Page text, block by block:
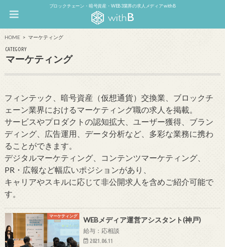
ブロックチェーン・暗号資産・WEB3業界の求人メディア withB
HOME マーケティング
CATEGORY
マーケティング
フィンテック、暗号資産（仮想通貨）交換業、ブロックチ
ェーン業界におけるマーケティング職の求人を掲載。
サービスやプロダクトの認知拡大、ユーザー獲得、ブラン
ディング、広告運用、データ分析など、多彩な業務に携わ
ることができます。
デジタルマーケティング、コンテンツマーケティング、
PR・広報など幅広いポジションがあり、
キャリアやスキルに応じて非公開求人を含めご紹介可能で
す。
マーケティング WEBメディア運営アシスタント(神戸)
給与：応相談
2021.06.11